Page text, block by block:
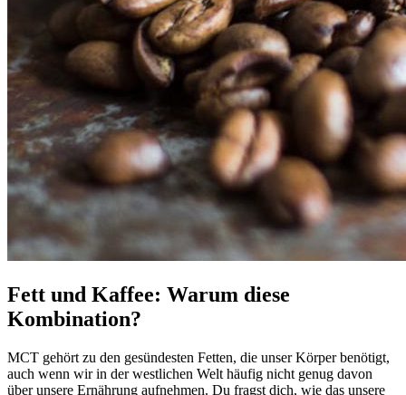
Fett und Kaffee: Warum diese
Kombination?
MCT gehört zu den gesündesten Fetten, die unser Körper benötigt,
auch wenn wir in der westlichen Welt häufig nicht genug davon
über unsere Ernährung aufnehmen. Du fragst dich, wie das unsere